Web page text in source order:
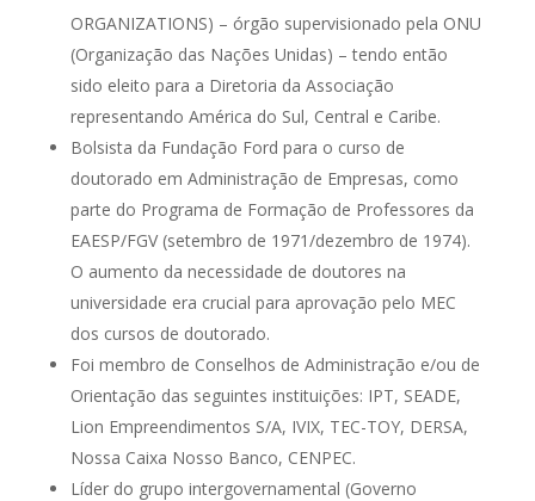
ORGANIZATIONS) – órgão supervisionado pela ONU
(Organização das Nações Unidas) – tendo então
sido eleito para a Diretoria da Associação
representando América do Sul, Central e Caribe.
Bolsista da Fundação Ford para o curso de
doutorado em Administração de Empresas, como
parte do Programa de Formação de Professores da
EAESP/FGV (setembro de 1971/dezembro de 1974).
O aumento da necessidade de doutores na
universidade era crucial para aprovação pelo MEC
dos cursos de doutorado.
Foi membro de Conselhos de Administração e/ou de
Orientação das seguintes instituições: IPT, SEADE,
Lion Empreendimentos S/A, IVIX, TEC-TOY, DERSA,
Nossa Caixa Nosso Banco, CENPEC.
Líder do grupo intergovernamental (Governo